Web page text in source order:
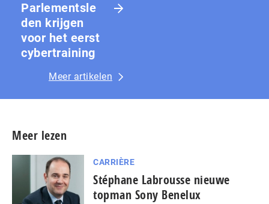
Parlementsle
den krijgen
voor het eerst
cybertraining
Meer artikelen
Meer lezen
CARRIÈRE
Stéphane Labrousse nieuwe
topman Sony Benelux